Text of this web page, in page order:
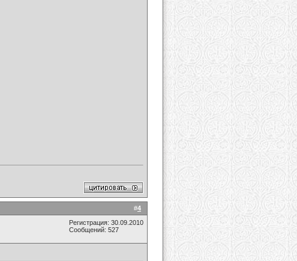
#4
Регистрация: 30.09.2010
Сообщений: 527